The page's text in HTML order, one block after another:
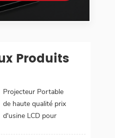
Produits
Projecteur Portable
de haute qualité prix
d'usine LCD pour